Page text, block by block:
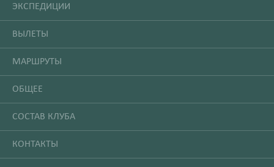
ЭКСПЕДИЦИИ
ВЫЛЕТЫ
МАРШРУТЫ
ОБЩЕЕ
СОСТАВ КЛУБА
КОНТАКТЫ